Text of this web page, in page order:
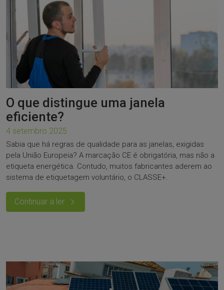
O que distingue uma janela
eficiente?
4 setembro 2025
Sabia que há regras de qualidade para as janelas, exigidas
pela União Europeia? A marcação CE é obrigatória, mas não a
etiqueta energética. Contudo, muitos fabricantes aderem ao
sistema de etiquetagem voluntário, o CLASSE+.
Continuar a ler